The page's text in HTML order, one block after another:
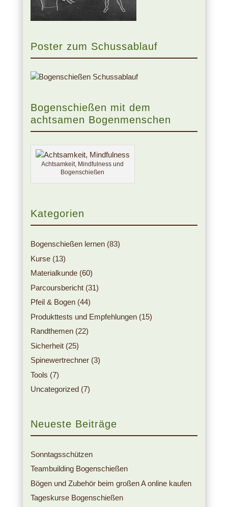
Poster zum Schussablauf
Bogenschießen mit dem
achtsamen Bogenmenschen
Achtsamkeit, Mindfulness und
Bogenschießen
Kategorien
Bogenschießen lernen(83)
Kurse(13)
Materialkunde(60)
Parcoursbericht(31)
Pfeil & Bogen(44)
Produkttests und Empfehlungen(15)
Randthemen(22)
Sicherheit(25)
Spinewertrechner(3)
Tools (7)
Uncategorized(7)
Neueste Beiträge
Sonntagsschützen
Teambuilding Bogenschießen
Bögen und Zubehör beim großen A online kaufen
Tageskurse Bogenschießen